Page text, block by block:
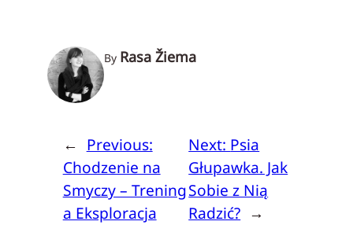
By Rasa Žiema
← Previous:
Chodzenie na
Smyczy – Trening
a Eksploracja
Next: Psia
Głupawka. Jak
Sobie z Nią
Radzić? →